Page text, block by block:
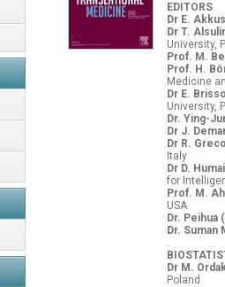
EDITORS
Dr E.
Dr T.
University,
Prof. M.
Prof. H.
Medicine
Dr E.
University,
Dr. Ying-
Dr J.
Dr R.
Italy
Dr D.
for
Prof. M.
USA
Dr. Peihua
Dr. Suman
.
Dr M.
Poland